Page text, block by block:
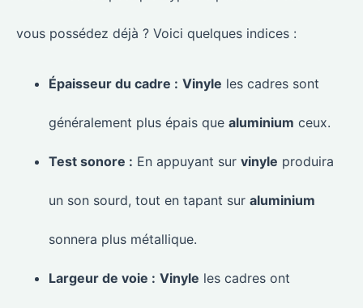
vous possédez déjà ? Voici quelques indices :
Épaisseur du cadre : Vinyle les cadres sont
généralement plus épais que aluminium ceux.
Test sonore : En appuyant sur vinyle produira
un son sourd, tout en tapant sur aluminium
sonnera plus métallique.
Largeur de voie : Vinyle les cadres ont